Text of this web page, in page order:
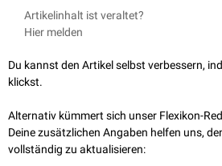
eingefasst wird. Der Kanal selbst wird durch
Musculus obturatorius internus
Nervus pudendus
Arteria pudenda interna
Durch Einklemmung des Nervus pudendus
Engpasssyndrom
Artikelinhalt ist veraltet?
Hier melden
Du kannst den Artikel selbst verbessern,
klickst.
Alternativ kümmert sich unser Flexikon-
Deine zusätzlichen Angaben helfen uns,
vollständig zu aktualisieren: